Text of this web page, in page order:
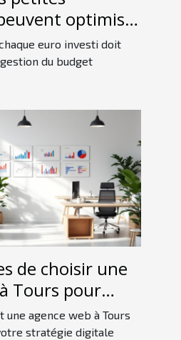
optimiser
?
euro investi doit
du budget
de choisir une
Tours pour
digitale
agence web à Tours
stratégie digitale